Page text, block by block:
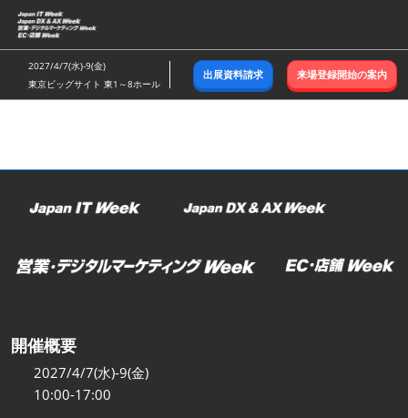
ス
キ
ッ
し
む
2027/4/7(水)-9(金)
東京ビッグサイト 東1～8ホール
出展資料請求 来場登録開始の案内
開催概要
2027/4/7(水)-9(金)
10:00-17:00